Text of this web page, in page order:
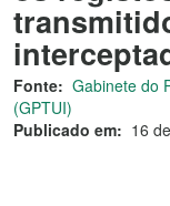
Fonte: Gabinete do
(GPTUI)
Publicado em: 16